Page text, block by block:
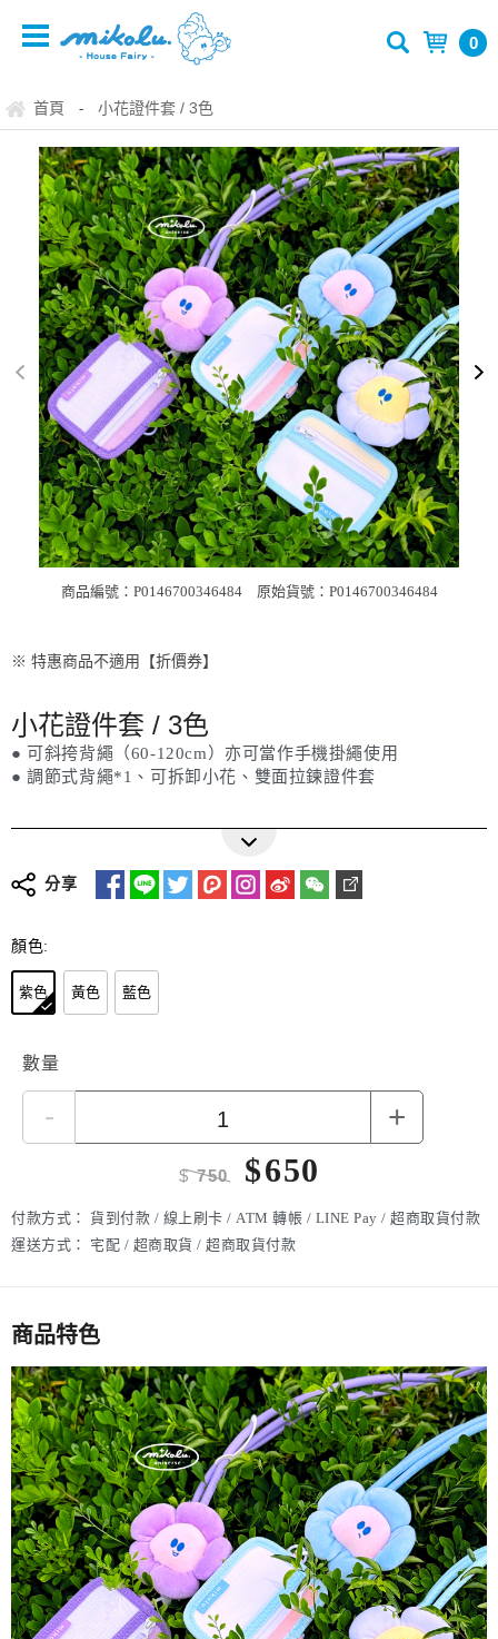
0
首頁 - 小花證件套 / 3色
商品編號：P0146700346484 原始貨號：P0146700346484
※ 特惠商品不適用【折價券】
小花證件套 / 3色
● 可斜挎背繩（60-120cm）亦可當作手機掛繩使用
● 調節式背繩*1、可拆卸小花、雙面拉鍊證件套
更多詳細介紹
分享
顏色:
紫色 黃色 藍色
數量
- +
$750 $650
付款方式：
貨到付款 / 線上刷卡 / ATM 轉帳 / LINE Pay / 超商取貨付款
運送方式：
宅配 / 超商取貨 / 超商取貨付款
商品特色